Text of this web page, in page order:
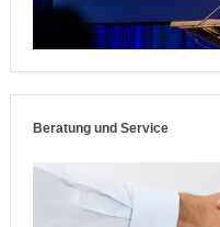
Beratung und Service